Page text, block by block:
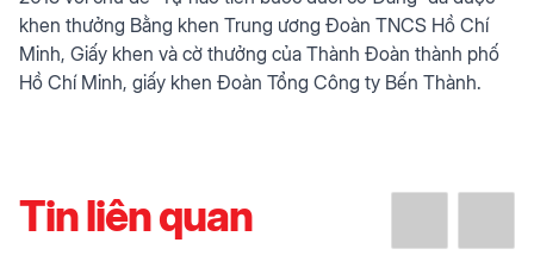
khen thưởng Bằng khen Trung ương Đoàn TNCS Hồ Chí
Minh, Giấy khen và cờ thưởng của Thành Đoàn thành phố
Hồ Chí Minh, giấy khen Đoàn Tổng Công ty Bến Thành.
Tin liên quan